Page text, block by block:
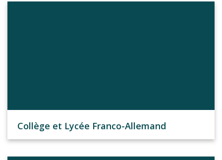
Collège et Lycée Franco-Allemand